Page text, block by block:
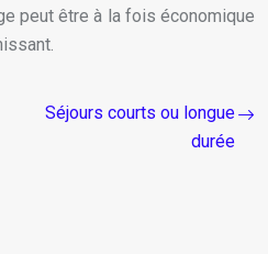
peut être à la fois économique
Séjours courts ou longue
durée